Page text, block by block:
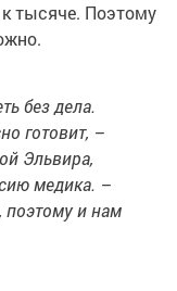
тысяче. Поэтому
без дела.
готовит, –
Эльвира,
медика. –
поэтому и нам